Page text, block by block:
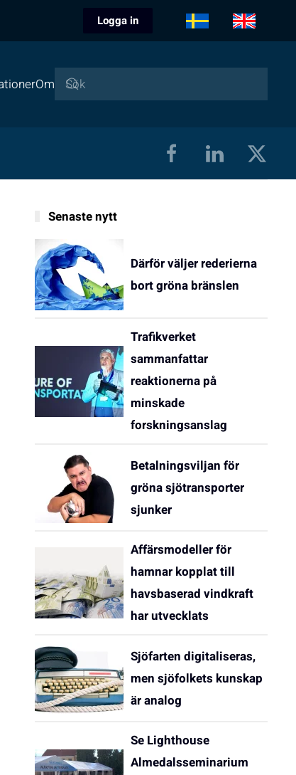
Logga in
Om
Senaste nytt
Därför väljer rederierna
bort gröna bränslen
Trafikverket
sammanfattar
reaktionerna på
minskade
forskningsanslag
Betalningsviljan för
gröna sjötransporter
sjunker
Affärsmodeller för
hamnar kopplat till
havsbaserad vindkraft
har utvecklats
Sjöfarten digitaliseras,
men sjöfolkets kunskap
är analog
Se Lighthouse
Almedalsseminarium